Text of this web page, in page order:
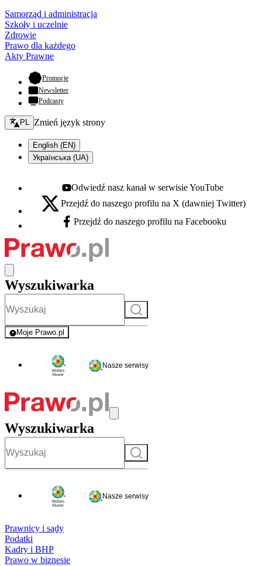
Samorząd i administracja
Szkoły i uczelnie
Zdrowie
Prawo dla każdego
Akty Prawne
Promocje- otwiera się w nowej karcie
Newsletter
Podcasty
Zmień język - bieżący:
PL Zmień język strony
English (EN)
Українська (UA)
Youtube - otwiera się w nowej karcie
Odwiedź nasz kanał w serwisie YouTube
X - otwiera się w nowej karcie
Przejdź do naszego profilu na X (dawniej Twitter)
Facebook - otwiera się w nowej karcie
Przejdź do naszego profilu na Facebooku
Wyszukiwarka
Szukaj
Moje Prawo.pl
- rejestracja i logowanie do serwisu
Nasze serwisy
Wyszukiwarka
Szukaj
Nasze serwisy
Prawnicy i sądy
Podatki
Kadry i BHP
Prawo w biznesie